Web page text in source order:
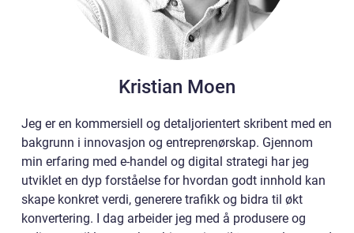
Kristian Moen
Jeg er en kommersiell og detaljorientert skribent med en
bakgrunn i innovasjon og entreprenørskap. Gjennom
min erfaring med e-handel og digital strategi har jeg
utviklet en dyp forståelse for hvordan godt innhold kan
skape konkret verdi, generere trafikk og bidra til økt
konvertering. I dag arbeider jeg med å produsere og